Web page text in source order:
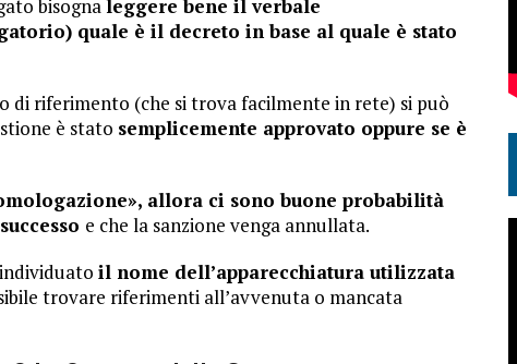
bisognaleggere bene il verbale
quale è il decreto in base al quale è stato
di riferimento (che si trova facilmente in rete) si può
è stato semplicemente approvato oppure se è
allora ci sono buone probabilità
e che la sanzione venga annullata.
il nome dell’apparecchiatura utilizzata
trovare riferimenti all’avvenuta o mancata